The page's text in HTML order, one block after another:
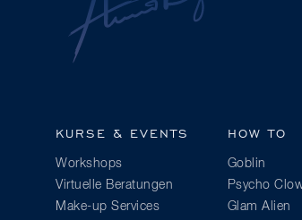
KURSE & EVENTS
Workshops
Virtuelle Beratungen
Make-up Services
HOW TO
Goblin
Psycho
Glam Alien